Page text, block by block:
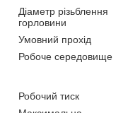
Діаметр різьблення
горловини
Умовний прохід
Робоче середовище
Робочий тиск